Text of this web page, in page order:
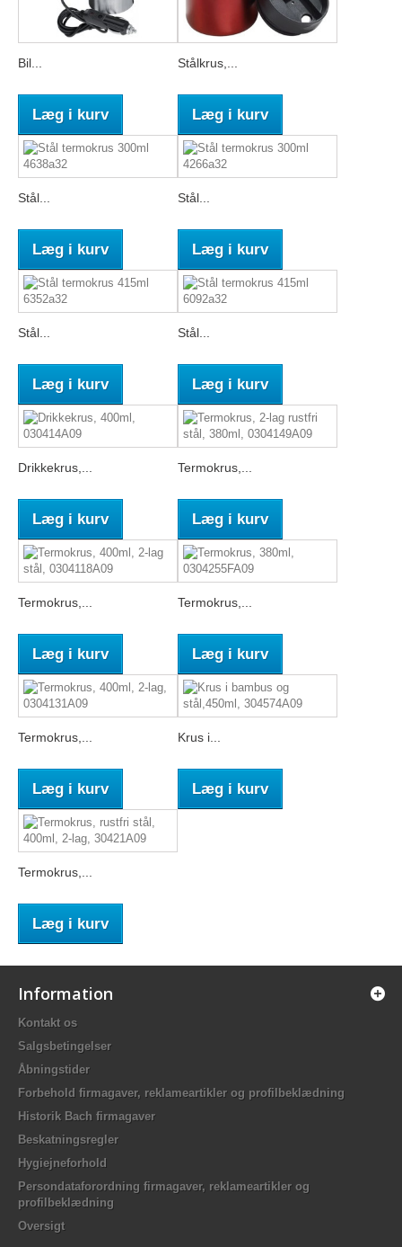
Bil...
Læg i kurv
Stålkrus,...
Læg i kurv
Stål...
Læg i kurv
Stål...
Læg i kurv
Stål...
Læg i kurv
Stål...
Læg i kurv
Drikkekrus,...
Læg i kurv
Termokrus,...
Læg i kurv
Termokrus,...
Læg i kurv
Termokrus,...
Læg i kurv
Termokrus,...
Læg i kurv
Krus i...
Læg i kurv
Termokrus,...
Læg i kurv
Information
Kontakt os
Salgsbetingelser
Åbningstider
Forbehold firmagaver, reklameartikler og profilbeklædning
Historik Bach firmagaver
Beskatningsregler
Hygiejneforhold
Persondataforordning firmagaver, reklameartikler og
profilbeklædning
Oversigt